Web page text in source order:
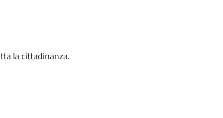
la cittadinanza.